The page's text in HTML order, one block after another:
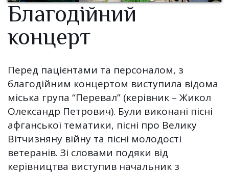
Благодійний
концерт
Перед пацієнтами та персоналом, з
благодійним концертом виступила відома
міська група “Перевал” (керівник – Жикол
Олександр Петрович). Були виконані пісні
афганської тематики, пісні про Велику
Вітчизняну війну та пісні молодості
ветеранів. Зі словами подяки від
керівництва виступив начальник з